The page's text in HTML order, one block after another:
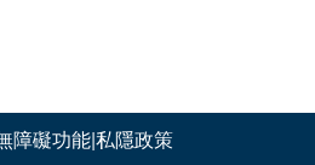
障礙功能|私隱政策